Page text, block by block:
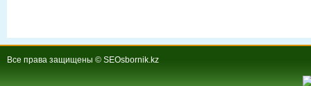
Все права защищены © SEOsbornik.kz